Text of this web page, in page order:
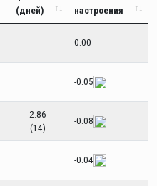
(дней)
настроения
0.00
-0.05
2.86
(14)
-0.08
-0.04